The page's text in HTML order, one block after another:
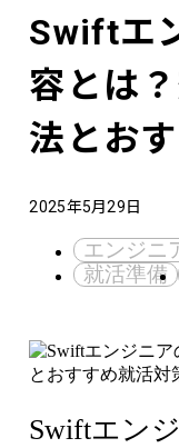
Swiftエ
容とは
法とお
2025年5月29日
エンジニ
就活準備
Swiftエン